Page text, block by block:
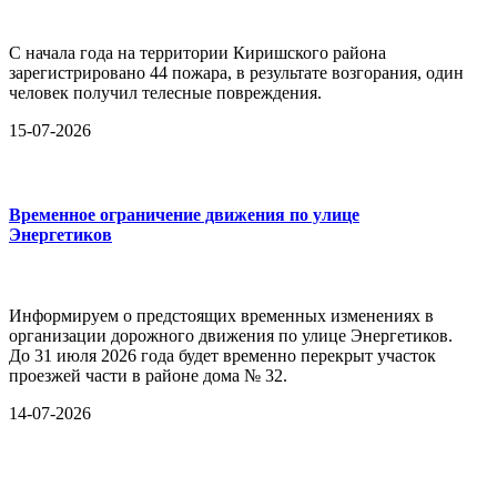
С начала года на территории Киришского района
зарегистрировано 44 пожара, в результате возгорания, один
человек получил телесные повреждения.
15-07-2026
Временное ограничение движения по улице
Энергетиков
Информируем о предстоящих временных изменениях в
организации дорожного движения по улице Энергетиков.
До 31 июля 2026 года будет временно перекрыт участок
проезжей части в районе дома № 32.
14-07-2026